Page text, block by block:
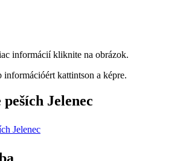
informácií kliknite na obrázok.
információért kattintson a képre.
Jelenec